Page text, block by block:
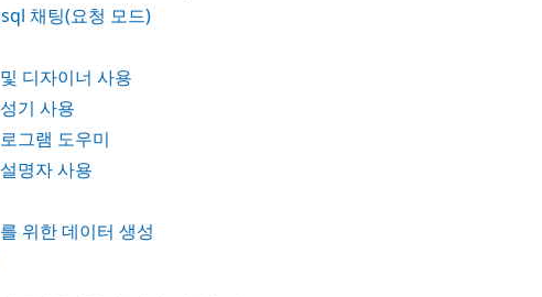
채팅(요청 모드)
디자이너 사용
기 사용
그램 도우미
명자 사용
위한 데이터 생성